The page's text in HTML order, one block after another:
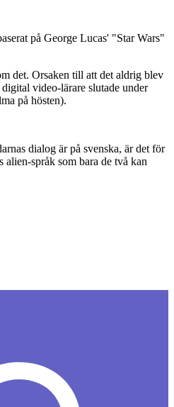
på George Lucas' "Star Wars"
det. Orsaken till att det aldrig blev
video-lärare slutade under
på hösten).
dialog är på svenska, är det för
alien-språk som bara de två kan